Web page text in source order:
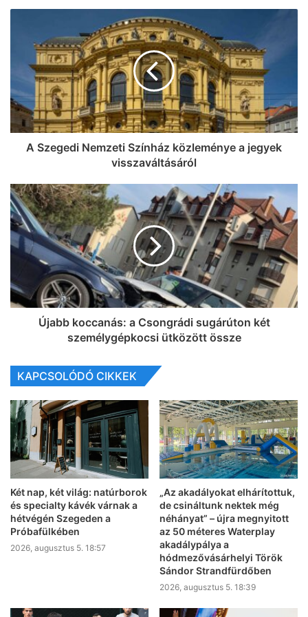
borkóstoló, Wicked Week, oldtimerek az
Árkádban, kosárbajnokság és
egészségnap – mutatjuk a hétvége
legextrább programjait a Napfény
Városában!
A Szegedi Nemzeti Színház közleménye a jegyek
visszaváltásáról
Újabb koccanás: a Csongrádi sugárúton két
személygépkocsi ütközött össze
KAPCSOLÓDÓ CIKKEK
Két nap, két világ: natúrborok
és specialty kávék várnak a
hétvégén Szegeden a
Próbafülkében
2026, augusztus 5. 18:57
„Az akadályokat elhárítottuk,
de csináltunk nektek még
néhányat” – újra megnyitott
az 50 méteres Waterplay
akadálypálya a
hódmezővásárhelyi Török
Sándor Strandfürdőben
2026, augusztus 5. 18:39